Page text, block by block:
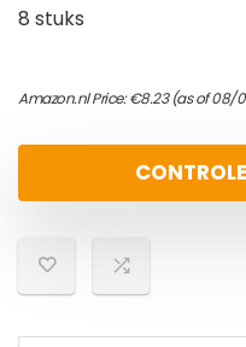
8 stuks
Amazon.nl Price:€8.23(as of 08/